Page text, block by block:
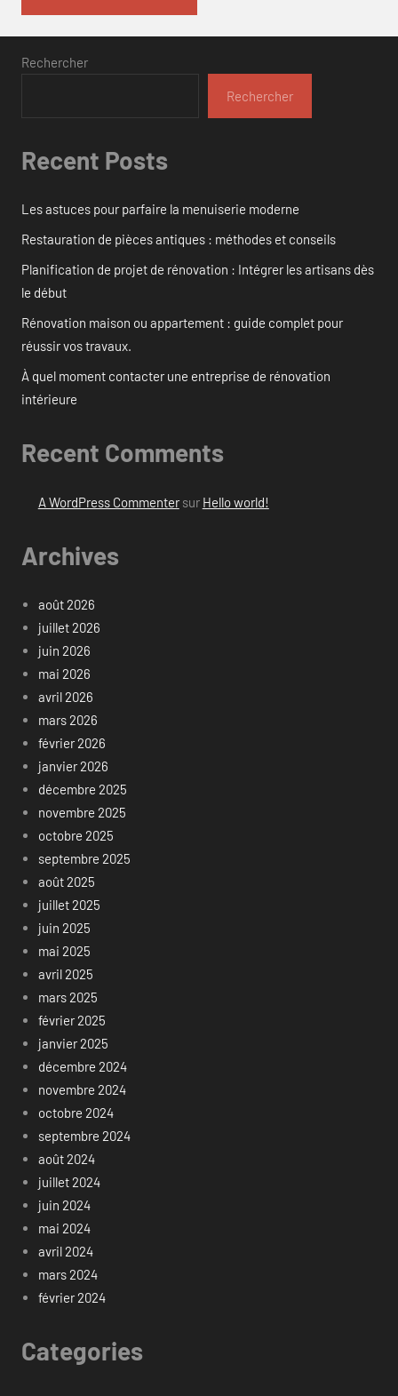
Rechercher
Rechercher
Recent Posts
Les astuces pour parfaire la menuiserie moderne
Restauration de pièces antiques : méthodes et conseils
Planification de projet de rénovation : Intégrer les artisans dès
le début
Rénovation maison ou appartement : guide complet pour
réussir vos travaux.
À quel moment contacter une entreprise de rénovation
intérieure
Recent Comments
A WordPress Commentersur Hello world!
Archives
août 2026
juillet 2026
juin 2026
mai 2026
avril 2026
mars 2026
février 2026
janvier 2026
décembre 2025
novembre 2025
octobre 2025
septembre 2025
août 2025
juillet 2025
juin 2025
mai 2025
avril 2025
mars 2025
février 2025
janvier 2025
décembre 2024
novembre 2024
octobre 2024
septembre 2024
août 2024
juillet 2024
juin 2024
mai 2024
avril 2024
mars 2024
février 2024
Categories